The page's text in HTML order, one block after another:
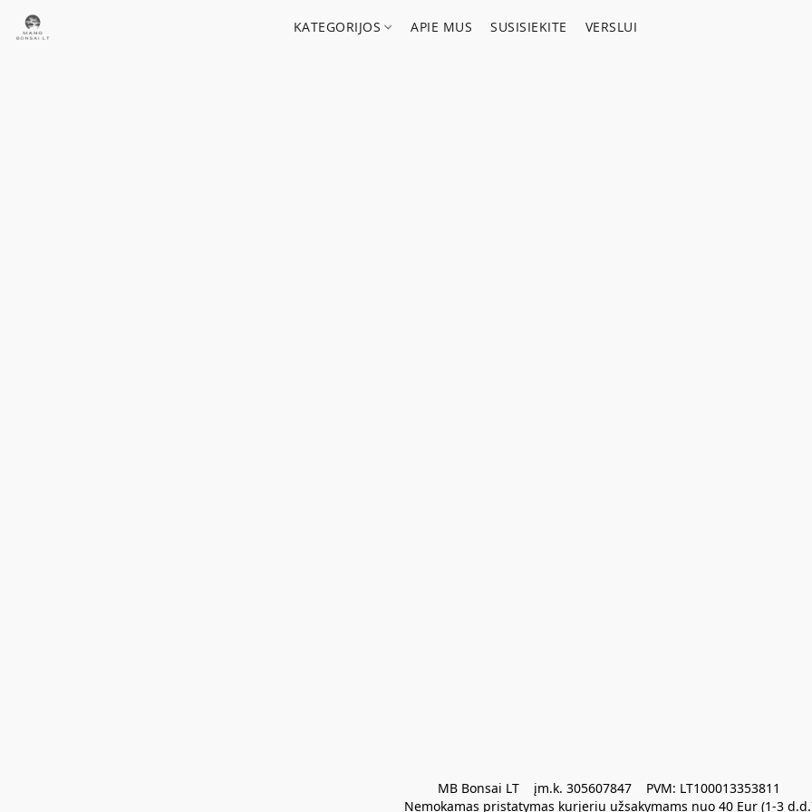
KATEGORIJOS APIE MUS SUSISIEKITE VERSLUI
MB Bonsai LT    įm.k. 305607847    PVM: LT100013353811
Nemokamas pristatymas kurjeriu užsakymams nuo 40 Eur (1-3